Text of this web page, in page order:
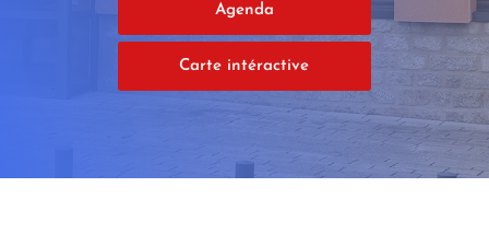
Agenda
Carte intéractive